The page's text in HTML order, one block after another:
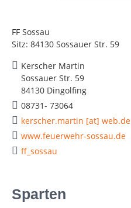
FF Sossau
Sitz: 84130 Sossauer Str. 59
Kerscher Martin
Sossauer Str. 59
84130 Dingolfing
08731- 73064
kerscher.martin [at] web.de
www.feuerwehr-sossau.de
ff_sossau
Sparten